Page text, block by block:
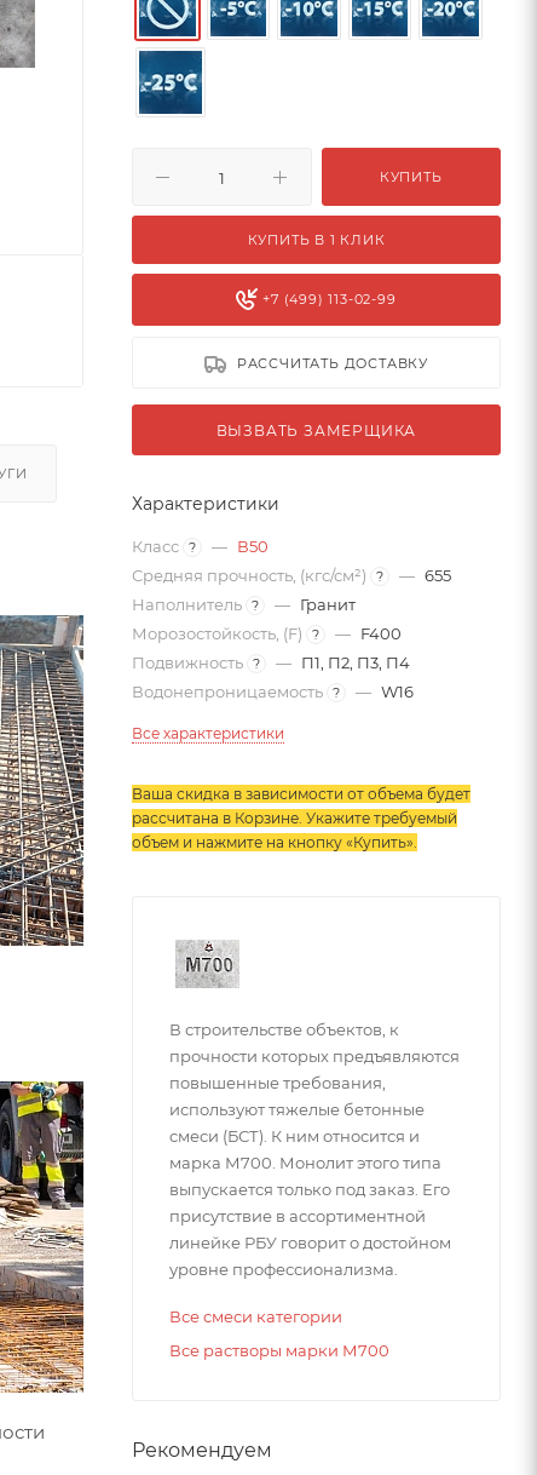
КУПИТЬ
КУПИТЬ В 1 КЛИК
+7 (499) 113-02-99
РАССЧИТАТЬ ДОСТАВКУ
ВЫЗВАТЬ ЗАМЕРЩИКА
Характеристики
Класс ? — В50
Средняя прочность, (кгс/см²)
? — 655
Наполнитель ? — Гранит
Морозостойкость, (F)
? — F400
Подвижность ? — П1, П2, П3, П4
Водонепроницаемость ? — W16
Все характеристики
Ваша скидка в зависимости от объема будет
рассчитана в Корзине. Укажите требуемый
объем и нажмите на кнопку «Купить».
В строительстве объектов, к
прочности которых предъявляются
повышенные требования,
используют тяжелые бетонные
смеси (БСТ). К ним относится и
марка М700. Монолит этого типа
выпускается только под заказ. Его
присутствие в ассортиментной
линейке РБУ говорит о достойном
уровне профессионализма.
Все смеси категории
Все растворы марки М700
Рекомендуем